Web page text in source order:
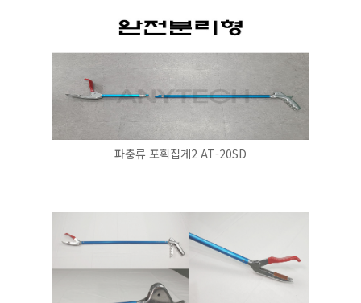
파충류 포획집게2 AT-20SD